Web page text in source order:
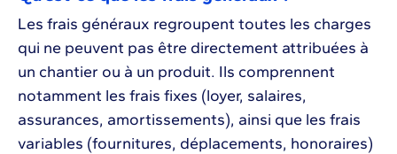
Les frais généraux regroupent toutes les charges
qui ne peuvent pas être directement attribuées à
un chantier ou à un produit. Ils comprennent
notamment les frais fixes (loyer, salaires,
assurances, amortissements), ainsi que les frais
variables (fournitures, déplacements, honoraires)